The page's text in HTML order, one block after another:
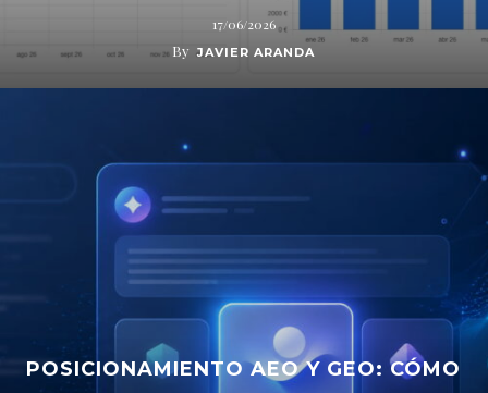
17/06/2026
By JAVIER ARANDA
POSICIONAMIENTO AEO Y GEO: CÓMO